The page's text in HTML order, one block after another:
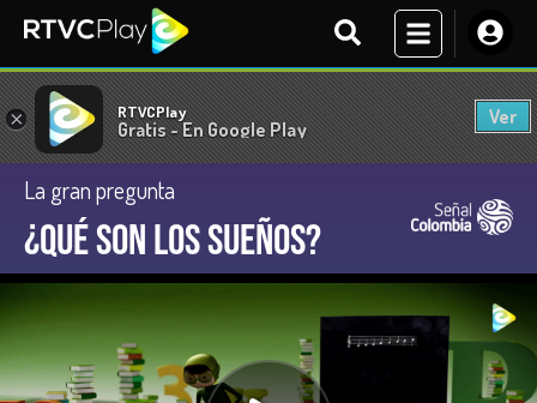
× RTVCPlay
Gratis - En Google Play
Ver
La gran pregunta
¿Qué son los sueños?